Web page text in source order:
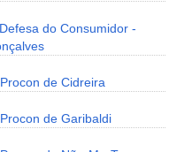
do Consumidor -
de Cidreira
de Garibaldi